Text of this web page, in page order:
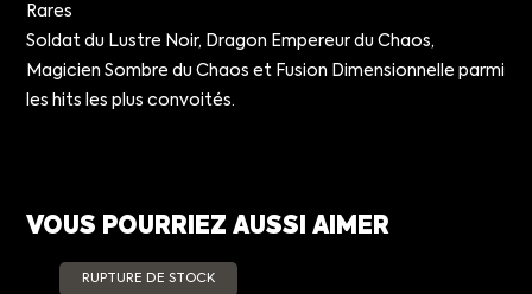
Rares
Soldat du Lustre Noir, Dragon Empereur du Chaos,
Magicien Sombre du Chaos et Fusion Dimensionnelle parmi
les hits les plus convoités.
VOUS POURRIEZ AUSSI AIMER
RUPTURE DE STOCK